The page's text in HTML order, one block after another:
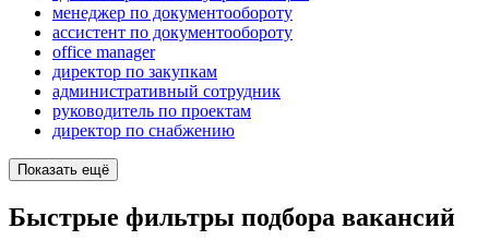
менеджер по документообороту
ассистент по документообороту
office manager
директор по закупкам
административный сотрудник
руководитель по проектам
директор по снабжению
Показать ещё
Быстрые фильтры подбора вакансий